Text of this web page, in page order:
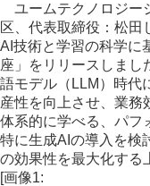
ユームテクノロジー
区、代表取締役：松田
AI技術と学習の科学に
座」をリリースしまし
語モデル（LLM）時代
産性を向上させ、業務
体系的に学べる、パフ
特に生成AIの導入を検
の効果性を最大化する
[画像1: